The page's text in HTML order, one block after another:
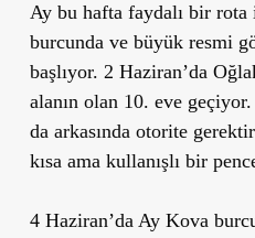
Ay bu hafta faydalı bir
burcunda ve büyük resmi
başlıyor. 2 Haziran’da
alanın olan 10. eve
da arkasında otorite
kısa ama kullanışlı bir
4 Haziran’da Ay Kova